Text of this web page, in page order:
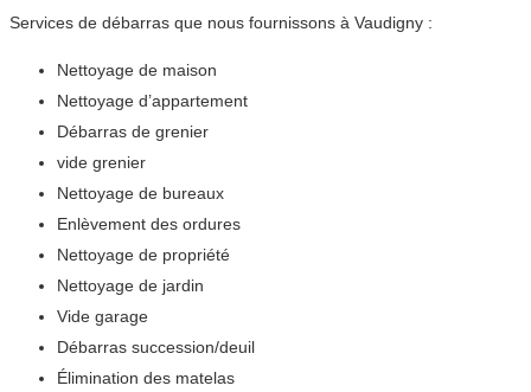
Services de débarras que nous fournissons à Vaudigny :
Nettoyage de maison
Nettoyage d’appartement
Débarras de grenier
vide grenier
Nettoyage de bureaux
Enlèvement des ordures
Nettoyage de propriété
Nettoyage de jardin
Vide garage
Débarras succession/deuil
Élimination des matelas